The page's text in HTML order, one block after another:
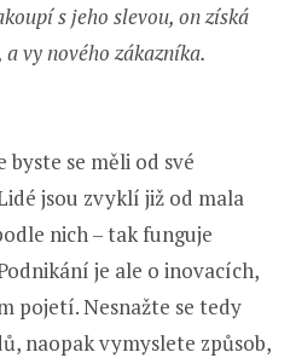
s jeho slevou, on získá
vy nového zákazníka.
byste se měli od své
jsou zvyklí již od mala
nich – tak funguje
je ale o inovacích,
pojetí. Nesnažte se tedy
naopak vymyslete způsob,